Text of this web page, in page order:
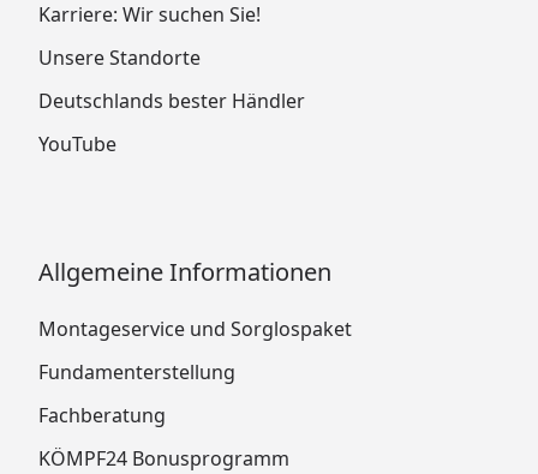
Karriere: Wir suchen Sie!
Unsere Standorte
Deutschlands bester Händler
YouTube
Allgemeine Informationen
Montageservice und Sorglospaket
Fundamenterstellung
Fachberatung
KÖMPF24 Bonusprogramm